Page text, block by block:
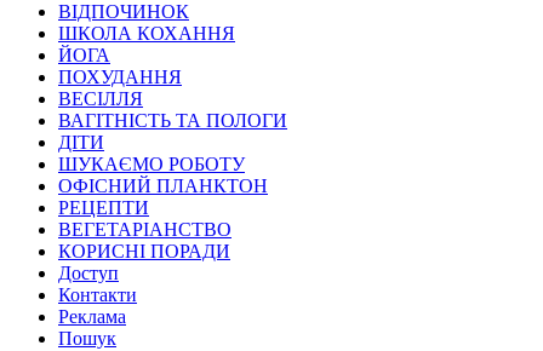
ВІДПОЧИНОК
ШКОЛА КОХАННЯ
ЙОГА
ПОХУДАННЯ
ВЕСІЛЛЯ
ВАГІТНІСТЬ ТА ПОЛОГИ
ДІТИ
ШУКАЄМО РОБОТУ
ОФІСНИЙ ПЛАНКТОН
РЕЦЕПТИ
ВЕГЕТАРІАНСТВО
КОРИСНІ ПОРАДИ
Доступ
Контакти
Реклама
Пошук